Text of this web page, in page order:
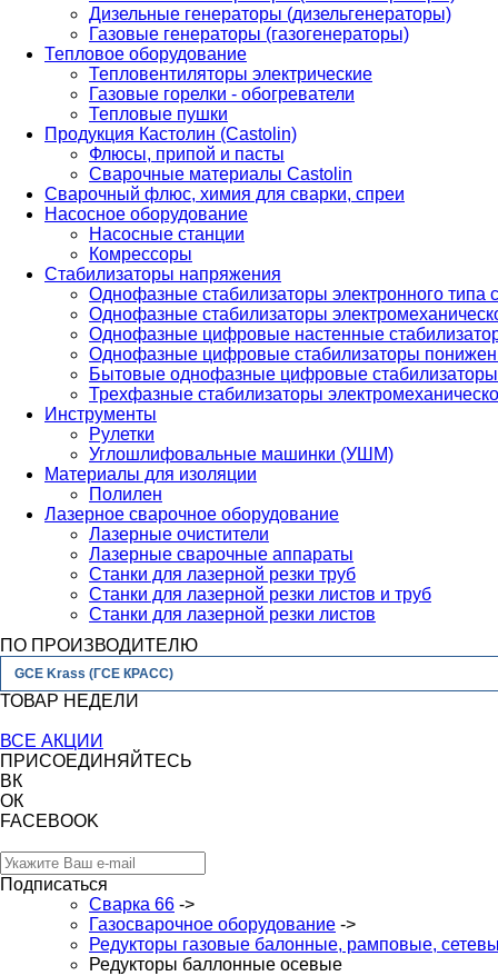
Дизельные генераторы (дизельгенераторы)
Газовые генераторы (газогенераторы)
Тепловое оборудование
Тепловентиляторы электрические
Газовые горелки - обогреватели
Тепловые пушки
Продукция Кастолин (Castolin)
Флюсы, припой и пасты
Сварочные материалы Castolin
Сварочный флюс, химия для сварки, спреи
Насосное оборудование
Насосные станции
Комрессоры
Стабилизаторы напряжения
Однофазные стабилизаторы электронного
Однофазные стабилизаторы
Однофазные цифровые настенные
Однофазные цифровые стабилизаторы
Бытовые однофазные цифровые стабилизаторы
Трехфазные стабилизаторы
Инструменты
Рулетки
Углошлифовальные машинки (УШМ)
Материалы для изоляции
Полилен
Лазерное сварочное оборудование
Лазерные очистители
Лазерные сварочные аппараты
Станки для лазерной резки труб
Станки для лазерной резки листов и труб
Станки для лазерной резки листов
ПО ПРОИЗВОДИТЕЛЮ
GCE Krass (ГСЕ КРАСС)
ТОВАР НЕДЕЛИ
ВСЕ АКЦИИ
ПРИСОЕДИНЯЙТЕСЬ
ВК
ОК
FACEBOOK
Подписаться
Сварка 66 ->
Газосварочное оборудование ->
Редукторы газовые балонные, рамповые,
Редукторы баллонные осевые